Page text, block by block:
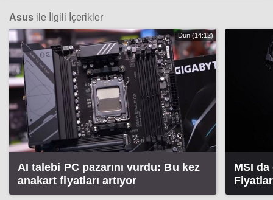
Asus ile İlgili İçerikler
Dün (14:12)
AI talebi PC pazarını vurdu: Bu kez
anakart fiyatları artıyor
MSI da